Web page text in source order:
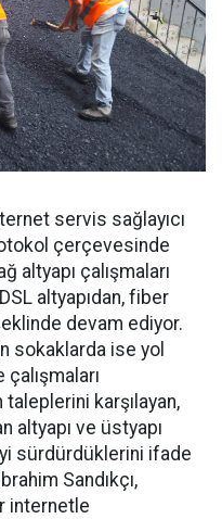
servis sağlayıcı
çerçevesinde
çalışmaları
altyapıdan, fiber
devam ediyor.
sokaklarda ise yol
karşılayan,
altyapı ve üstyapı
sürdürdüklerini ifade
Sandıkçı,
internetle